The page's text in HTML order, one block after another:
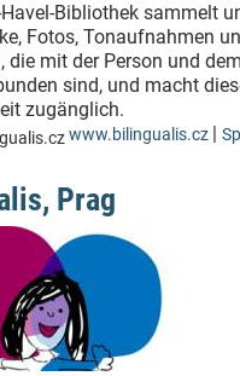
Bibliothek sammelt
Fotos, Tonaufnahmen
die mit der Person und
sind, und macht
zugänglich.
www.bilingualis.cz |
Prag